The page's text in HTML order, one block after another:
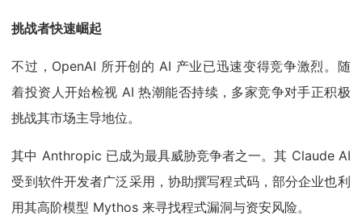
挑战者快速崛起
不过，OpenAI 所开创的 AI 产业已迅速变得竞争激烈。随
着投资人开始检视 AI 热潮能否持续，多家竞争对手正积极
挑战其市场主导地位。
其中 Anthropic 已成为最具威胁竞争者之一。其 Claude AI
受到软件开发者广泛采用，协助撰写程式码，部分企业也利
用其高阶模型 Mythos 来寻找程式漏洞与资安风险。